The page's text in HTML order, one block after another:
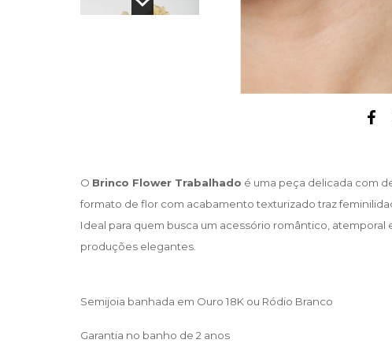
O Brinco Flower Trabalhado é uma peça delicada com
formato de flor com acabamento texturizado traz
Ideal para quem busca um acessório romântico,
produções elegantes.
Semijoia banhada em Ouro 18K ou Ródio Branco
Garantia no banho de 2 anos